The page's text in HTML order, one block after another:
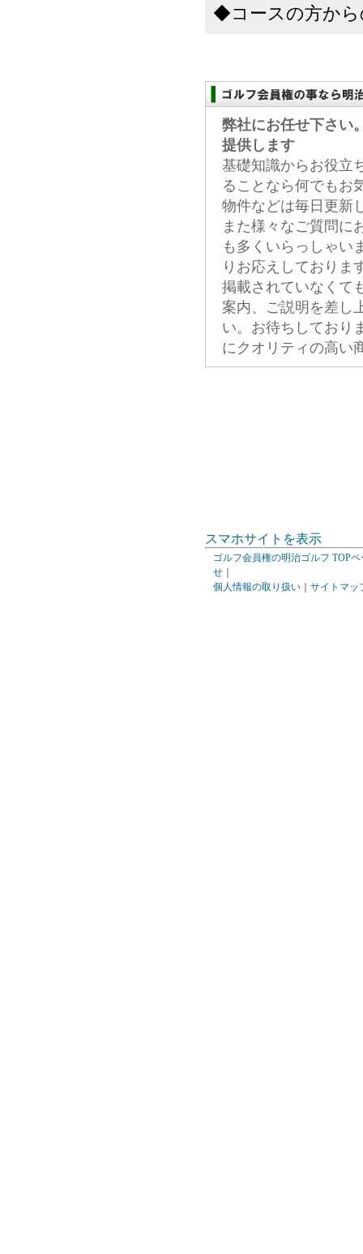
◆コースの方から
弊社にお任せ下さい
提供します
基礎知識からお役立
ることなら何でもお
物件などは毎日更新
また様々なご質問に
も多くいらっしゃい
りお応えしておりま
掲載されていなくて
案内、ご説明を差し
い。お待ちしており
にクオリティの高い
スマホサイトを表示
ゴルフ会員権の明治ゴルフ TOPペ
せ
個人情報の取り扱い
サイトマッ